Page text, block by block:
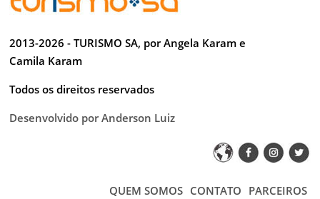
ÚLTIMAS NOTÍCIAS
PARCEIROS
CONTATO
2013-2026 - TURISMO SA, por Angela Karam e
Camila Karam
Todos os direitos reservados
Desenvolvido por Anderson Luiz
PARCEIROS
CONTATO
QUEM SOMOS